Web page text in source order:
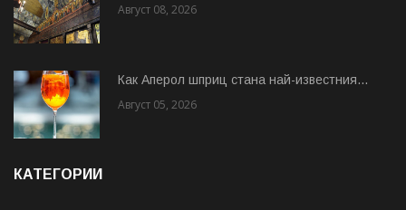
Август 08, 2026
Как Аперол шприц стана най-известния...
Август 05, 2026
КАТЕГОРИИ